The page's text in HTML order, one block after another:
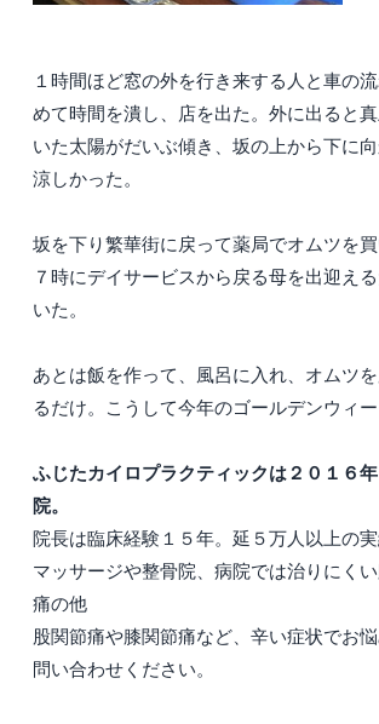
１時間ほど窓の外を行き来する人と車の
めて時間を潰し、店を出た。外に出ると
いた太陽がだいぶ傾き、坂の上から下に
涼しかった。
坂を下り繁華街に戻って薬局でオムツを
７時にデイサービスから戻る母を出迎え
いた。
あとは飯を作って、風呂に入れ、オムツ
るだけ。こうして今年のゴールデンウィー
ふじたカイロプラクティックは２０１６
院。
院長は臨床経験１５年。延５万人以上の実
マッサージや整骨院、病院では治りにく
痛の他
股関節痛や膝関節痛など、辛い症状でお
問い合わせください。